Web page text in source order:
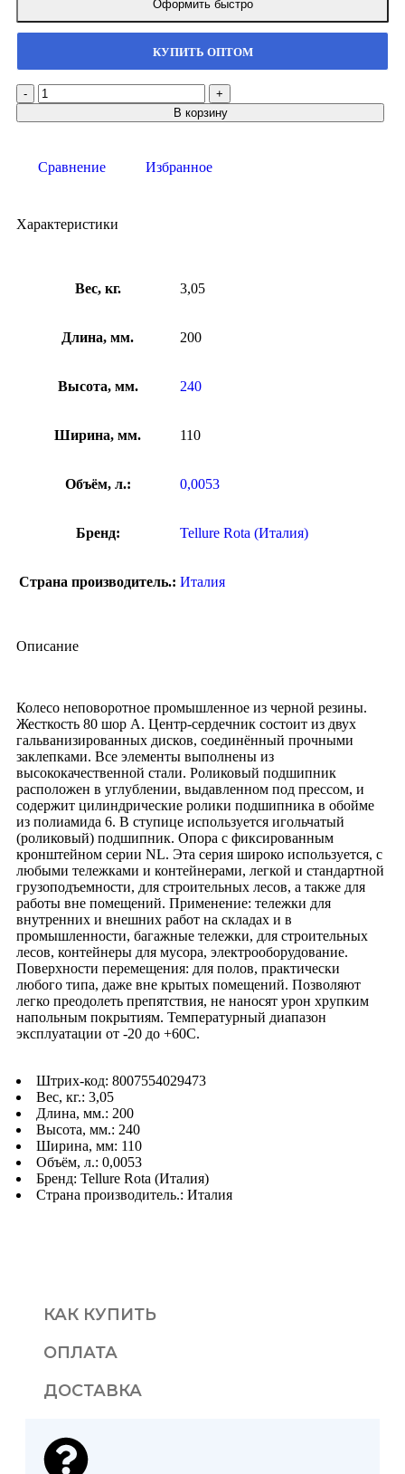
Оформить быстро
КУПИТЬ ОПТОМ
В корзину
Сравнение Избранное
Характеристики
Вес, кг. 3,05
Длина, мм. 200
Высота, мм. 240
Ширина, мм. 110
Объём, л.: 0,0053
Бренд: Tellure Rota (Италия)
Страна производитель.: Италия
Описание
Колесо неповоротное промышленное из черной резины.
Жесткость 80 шор А. Центр-сердечник состоит из двух
гальванизированных дисков, соединённый прочными
заклепками. Все элементы выполнены из
высококачественной стали. Роликовый подшипник
расположен в углублении, выдавленном под прессом, и
содержит цилиндрические ролики подшипника в обойме
из полиамида 6. В ступице используется игольчатый
(роликовый) подшипник. Опора с фиксированным
кронштейном серии NL. Эта серия широко используется, с
любыми тележками и контейнерами, легкой и стандартной
грузоподъемности, для строительных лесов, а также для
работы вне помещений. Применение: тележки для
внутренних и внешних работ на складах и в
промышленности, багажные тележки, для строительных
лесов, контейнеры для мусора, электрооборудование.
Поверхности перемещения: для полов, практически
любого типа, даже вне крытых помещений. Позволяют
легко преодолеть препятствия, не наносят урон хрупким
напольным покрытиям. Температурный диапазон
эксплуатации от -20 до +60С.
Штрих-код: 8007554029473
Вес, кг.: 3,05
Длина, мм.: 200
Высота, мм.: 240
Ширина, мм: 110
Объём, л.: 0,0053
Бренд: Tellure Rota (Италия)
Страна производитель.: Италия
КАК КУПИТЬ
ОПЛАТА
ДОСТАВКА